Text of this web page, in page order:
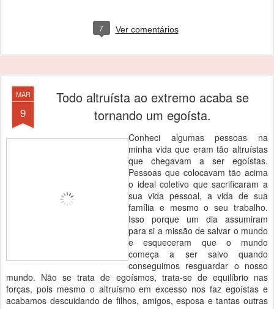
7 Ver comentários
MAR
9
Todo altruísta ao extremo acaba se
tornando um egoísta.
Conheci algumas pessoas na
minha vida que eram tão altruístas
que chegavam a ser egoístas.
Pessoas que colocavam tão acima
o ideal coletivo que sacrificaram a
sua vida pessoal, a vida de sua
família e mesmo o seu trabalho.
Isso porque um dia assumiram
para si a missão de salvar o mundo
e esqueceram que o mundo
começa a ser salvo quando
conseguimos resguardar o nosso
mundo. Não se trata de egoísmos, trata-se de equilíbrio nas
forças, pois mesmo o altruísmo em excesso nos faz egoístas e
acabamos descuidando de filhos, amigos, esposa e tantas outras